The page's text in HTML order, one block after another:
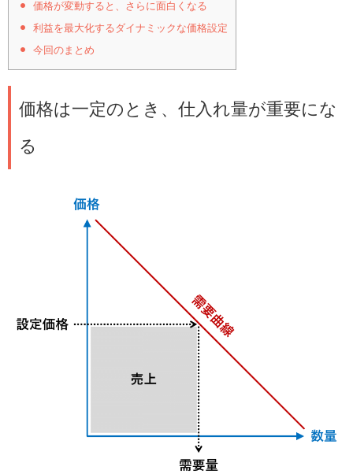
価格が変動すると、さらに面白くなる
利益を最大化するダイナミックな価格設定
今回のまとめ
価格は一定のとき、仕入れ量が重要にな
る